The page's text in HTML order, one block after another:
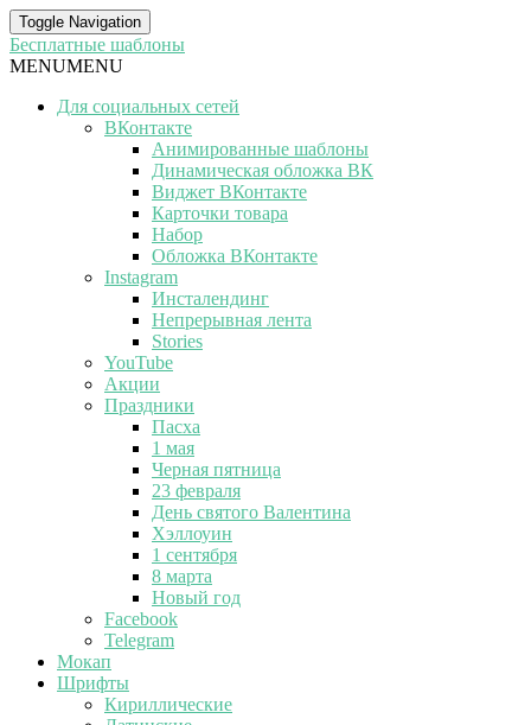
Toggle Navigation
Бесплатные шаблоны
MENUMENU
Для социальных сетей
ВКонтакте
Анимированные шаблоны
Динамическая обложка ВК
Виджет ВКонтакте
Карточки товара
Набор
Обложка ВКонтакте
Instagram
Инсталендинг
Непрерывная лента
Stories
YouTube
Акции
Праздники
Пасха
1 мая
Черная пятница
23 февраля
День святого Валентина
Хэллоуин
1 сентября
8 марта
Новый год
Facebook
Telegram
Мокап
Шрифты
Кириллические